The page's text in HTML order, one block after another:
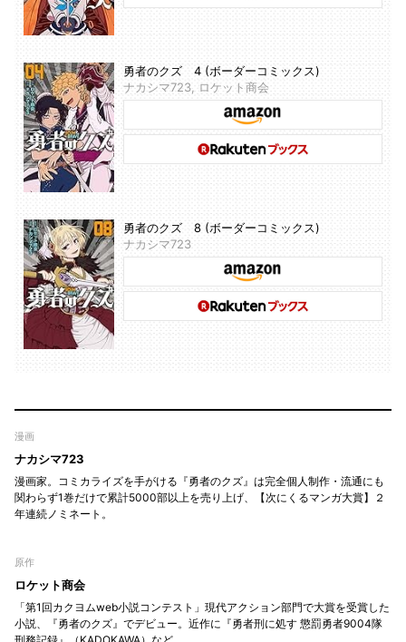
勇者のクズ 4 (ボーダーコミックス)
ナカシマ723, ロケット商会
勇者のクズ 8 (ボーダーコミックス)
ナカシマ723
漫画
ナカシマ723
漫画家。コミカライズを手がける『勇者のクズ』は完全個人制作・流通にも
関わらず1巻だけで累計5000部以上を売り上げ、【次にくるマンガ大賞】２
年連続ノミネート。
原作
ロケット商会
「第1回カクヨムweb小説コンテスト」現代アクション部門で大賞を受賞した
小説、『勇者のクズ』でデビュー。近作に『勇者刑に処す 懲罰勇者9004隊
刑務記録』（KADOKAWA）など。